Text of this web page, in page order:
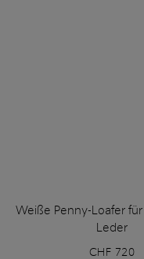
Weiße Penny-Loafer
Leder
CHF 720